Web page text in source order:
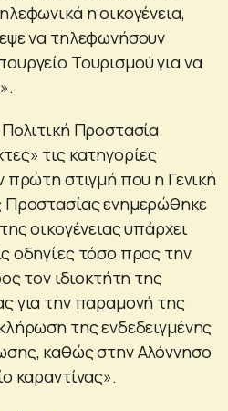
η οικογένεια,
να τηλεφωνήσουν
Τουρισμού για να
Προστασία
τις κατηγορίες
πρώτη στιγμή που η Γενική
Προστασίας ενημερώθηκε
οικογένειας υπάρχει
οδηγίες τόσο προς την
τον ιδιοκτήτη της
για την παραμονή της
της ενδεδειγμένης
καθώς στην Αλόννησο
καραντίνας».